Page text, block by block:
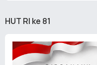
HUT RI ke 81